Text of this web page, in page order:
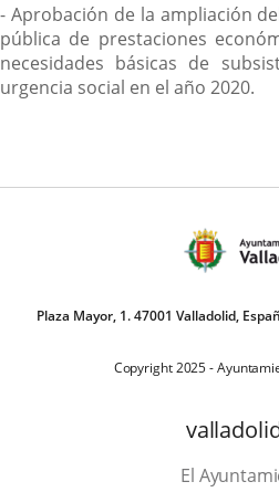
- Aprobación de la ampliación
pública de prestaciones
necesidades básicas de
urgencia social en el año 2020.
Plaza Mayor, 1. 47001 Valladolid,
Copyright 2025 -
El